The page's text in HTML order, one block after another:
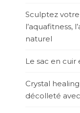
Sculptez
l’aquafitness,
naturel
Le sac en
Crystal
décolleté